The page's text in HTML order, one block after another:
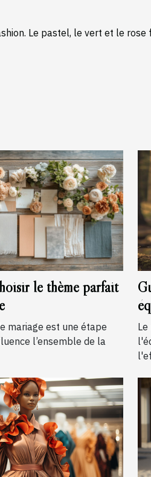
Le pastel, le vert et le rose
le thème parfait
mariage est une étape
l’ensemble de la